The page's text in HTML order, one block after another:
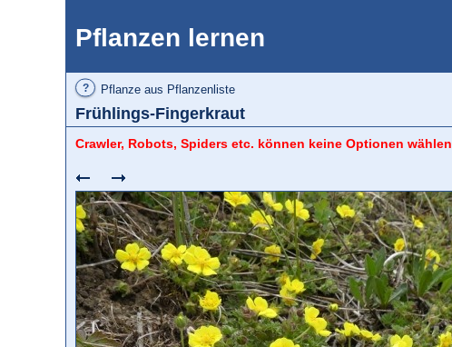
Pflanzen lernen
? Pflanze aus Pflanzenliste
Frühlings-Fingerkraut
Crawler, Robots, Spiders etc. können keine Optionen wählen